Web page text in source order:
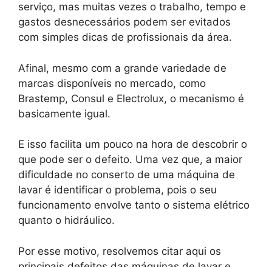
serviço, mas muitas vezes o trabalho, tempo e
gastos desnecessários podem ser evitados
com simples dicas de profissionais da área.
Afinal, mesmo com a grande variedade de
marcas disponíveis no mercado, como
Brastemp, Consul e Electrolux, o mecanismo é
basicamente igual.
E isso facilita um pouco na hora de descobrir o
que pode ser o defeito. Uma vez que, a maior
dificuldade no conserto de uma máquina de
lavar é identificar o problema, pois o seu
funcionamento envolve tanto o sistema elétrico
quanto o hidráulico.
Por esse motivo, resolvemos citar aqui os